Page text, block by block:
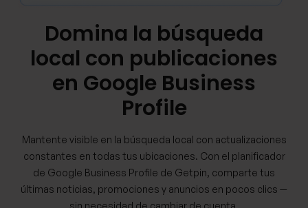
Domina la búsqueda
local con publicaciones
en Google Business
Profile
Mantente visible en la búsqueda local con actualizaciones
constantes en todas tus ubicaciones. Con el planificador
de Google Business Profile de Getpin, comparte tus
últimas noticias, promociones y anuncios en pocos clics —
sin necesidad de cambiar de cuenta.